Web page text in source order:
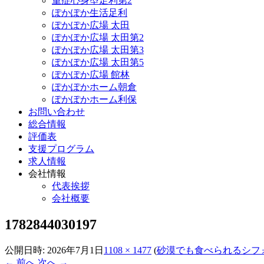
ぽかぽか生活足利
ぽかぽか広場 太田
ぽかぽか広場 太田第2
ぽかぽか広場 太田第3
ぽかぽか広場 太田第5
ぽかぽか広場 館林
ぽかぽかホーム朝倉
ぽかぽかホーム利保
お問い合わせ
総合情報
評価表
支援プログラム
求人情報
会社情報
代表挨拶
会社概要
1782844030197
公開日時: 2026年7月1日 1108 × 1477 (砂漠でも食べられるシフ